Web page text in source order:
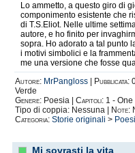
Lo ammetto, a questo giro di
componimento esistente che
di T.S.Eliot. Nelle ultime
autore, e ho finito per
sopra. Ho adorato a tal punto
i motivi simbolici e la
me una versione che fosse
Autore: MrPangloss Pubblicata:
Verde
Genere: Poesia | Capitoli: 1 -
Tipo di coppia: Nessuna |
Note:
Categoria: Storie originali >
Mi sovrasti la vita